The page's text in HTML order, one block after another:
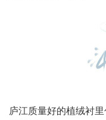
庐江质量好的植绒衬